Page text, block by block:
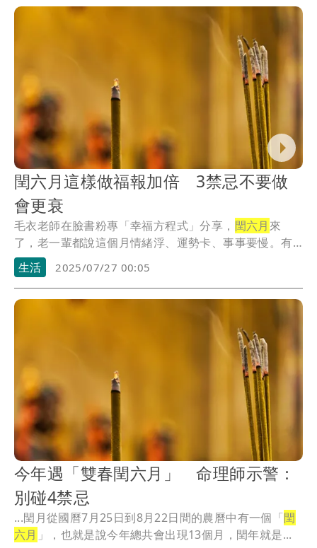
閏六月這樣做福報加倍 3禁忌不要做
會更衰
毛衣老師在臉書粉專「幸福方程式」分享， 閏六月 來
了，老一輩都說這個月情緒浮、運勢卡、事事要慢。有
沒有覺...
生活 2025/07/27 00:05
今年遇「雙春閏六月」 命理師示警：
別碰4禁忌
...閏月從國曆7月25日到8月22日間的農曆中有一個「閏
六月 」，也就是說今年總共會出現13個月，閏年就是...